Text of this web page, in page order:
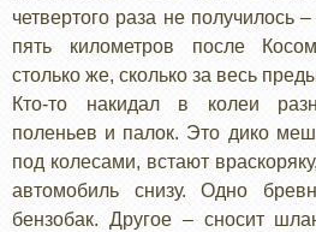
четвертого раза не получилось
пять километров после
столько же, сколько за весь
Кто-то накидал в колеи
поленьев и палок. Это дико
под колесами, встают
автомобиль снизу. Одно
бензобак. Другое – сносит